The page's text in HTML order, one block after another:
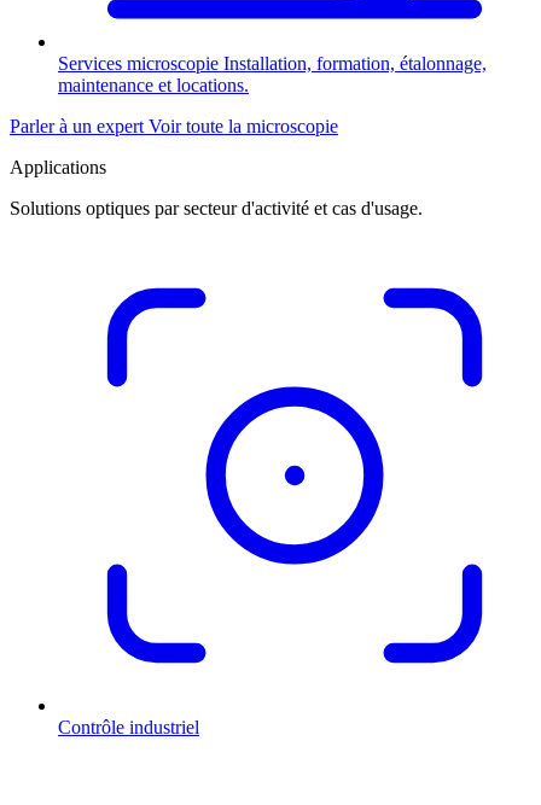
Services microscopie Installation, formation, étalonnage,
maintenance et locations.
Parler à un expert Voir toute la microscopie
Applications
Solutions optiques par secteur d'activité et cas d'usage.
Contrôle industriel